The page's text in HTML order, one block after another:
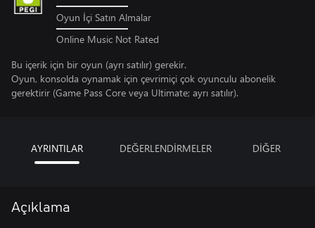
Oyun İçi Satın Almalar
Online Music Not Rated
Bu içerik için bir oyun (ayrı satılır) gerekir.
Oyun, konsolda oynamak için çevrimiçi çok oyunculu abonelik
gerektirir (Game Pass Core veya Ultimate; ayrı satılır).
AYRINTILAR DEĞERLENDİRMELER DİĞER
Açıklama